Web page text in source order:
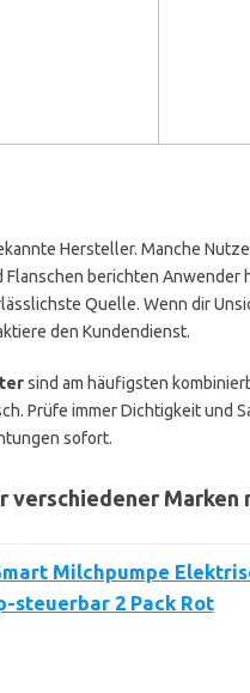
Hersteller. Manche
berichten Anwender
Quelle. Wenn dir
den Kundendienst.
sind am häufigsten
Prüfe immer Dichtigkeit und
sofort.
Marken
Milchpumpe
steuerbar 2 Pack Rot